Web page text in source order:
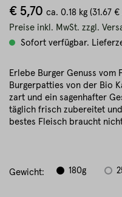
€ 5,70 ca. 0.18 kg (31.67
Preise inkl. MwSt. zzgl.
Sofort verfügbar.
Erlebe Burger Genuss vom
Burgerpatties von der Bio
zart und ein sagenhafter
täglich frisch zubereitet
bestes Fleisch braucht
Gewicht: 180g